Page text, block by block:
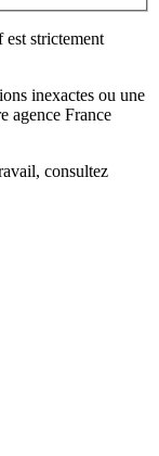
est strictement
inexactes ou une
agence France
, consultez